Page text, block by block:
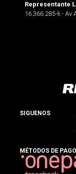
Representante
16.366.285-k - Av
SIGUENOS
MÉTODOS DE PAGO